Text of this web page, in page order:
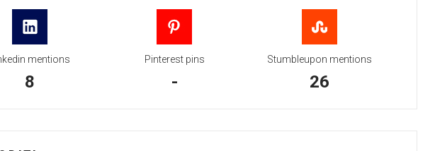
mentions
8
Pinterest pins
-
Stumbleupon mentions
26